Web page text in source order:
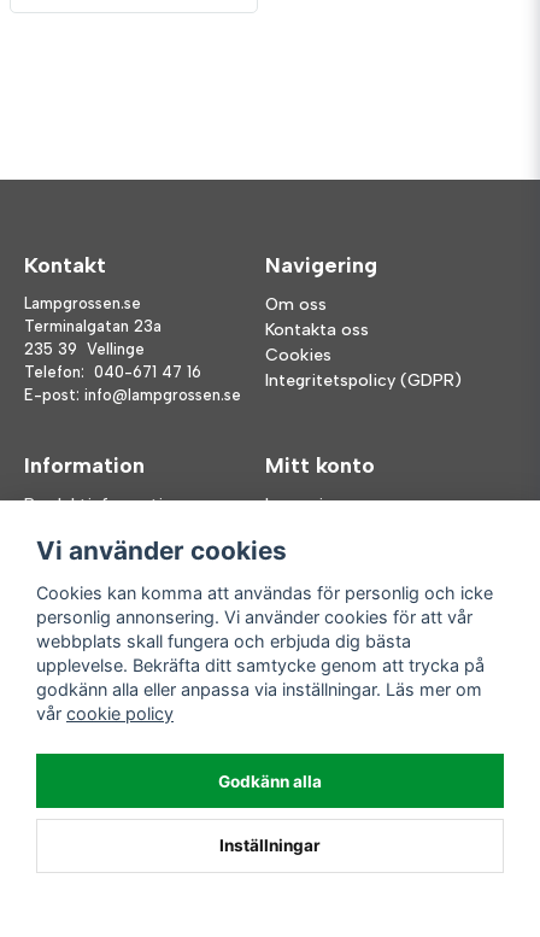
Kontakt
Lampgrossen.se
Terminalgatan 23a
235 39 Vellinge
Telefon: 040-671 47 16
E-post: info@lampgrossen.se
Navigering
Om oss
Kontakta oss
Cookies
Integritetspolicy (GDPR)
Information
Produktinformation
FAQ
Mitt konto
Logga in
Glömt lösenord?
Följ oss
Facebook
Instagram
Handla enkelt
Enkla leveranser
Vi använder cookies
Cookies kan komma att användas för personlig och icke
personlig annonsering. Vi använder cookies för att vår
webbplats skall fungera och erbjuda dig bästa
upplevelse. Bekräfta ditt samtycke genom att trycka på
godkänn alla eller anpassa via inställningar. Läs mer om
vår cookie policy
Godkänn alla
Inställningar